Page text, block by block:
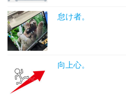
怠け者。
向上心。